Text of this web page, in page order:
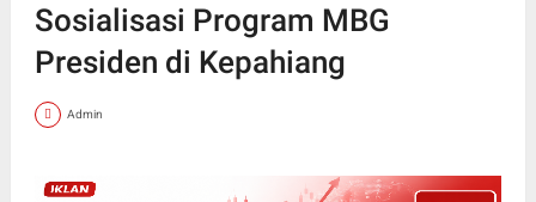
Sosialisasi Program MBG
Presiden di Kepahiang
Admin